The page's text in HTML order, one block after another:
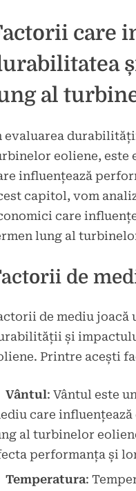
care
al
evaluarea
eoliene, este
influențează
capitol, vom
care
lung al
de
de mediu
și
Printre acești
Vântul: Vântul este
care
al turbinelor
performanța și
Temperatura: